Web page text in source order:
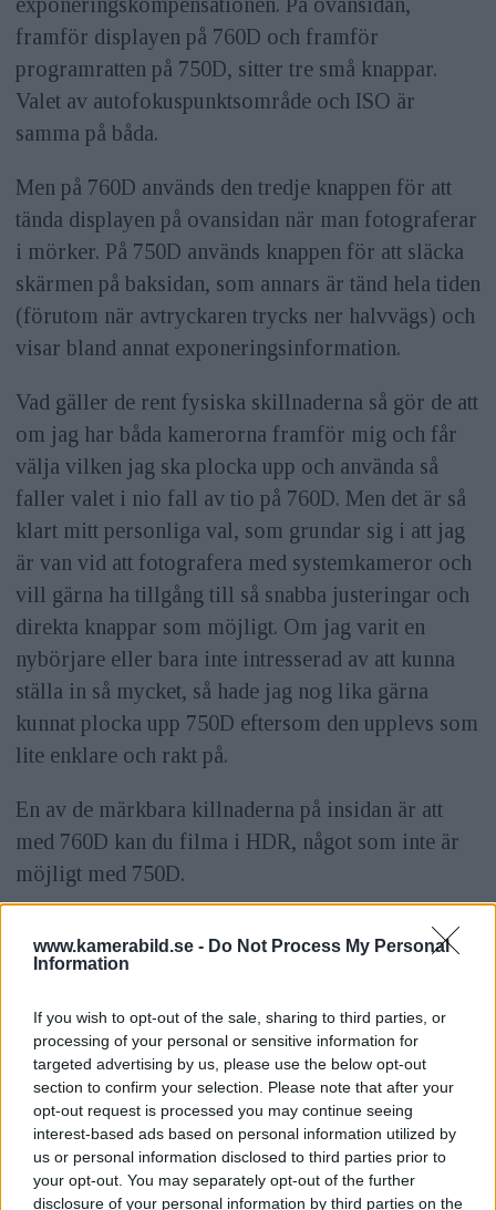
www.kamerabild.se - Do Not Process My Personal
Information
If you wish to opt-out of the sale, sharing to third parties, or
processing of your personal or sensitive information for
targeted advertising by us, please use the below opt-out
section to confirm your selection. Please note that after your
opt-out request is processed you may continue seeing
interest-based ads based on personal information utilized by
us or personal information disclosed to third parties prior to
your opt-out. You may separately opt-out of the further
disclosure of your personal information by third parties on the
framför displayen på 760D och framför
programratten på 750D, sitter tre små knappar.
Valet av autofokuspunktsområde och ISO är
samma på båda.
Men på 760D används den tredje knappen för att
tända displayen på ovansidan när man fotograferar
i mörker. På 750D används knappen för att släcka
skärmen på baksidan, som annars är tänd hela tiden
(förutom när avtryckaren trycks ner halvvägs) och
visar bland annat exponeringsinformation.
Vad gäller de rent fysiska skillnaderna så gör de att
om jag har båda kamerorna framför mig och får
välja vilken jag ska plocka upp och använda så
faller valet i nio fall av tio på 760D. Men det är så
klart mitt personliga val, som grundar sig i att jag
är van vid att fotografera med systemkameror och
vill gärna ha tillgång till så snabba justeringar och
direkta knappar som möjligt. Om jag varit en
nybörjare eller bara inte intresserad av att kunna
ställa in så mycket, så hade jag nog lika gärna
kunnat plocka upp 750D eftersom den upplevs som
lite enklare och rakt på.
En av de märkbara killnaderna på insidan är att
med 760D kan du filma i HDR, något som inte är
möjligt med 750D.
Avancerad känsla
Föregångaren 700D hade, som nämnts, ett enklare
autofokussystem som verkligen kändes enklare.
Färre fokuspunkter och inte lika exakt. Det nya
fokussystemet gör att kameran känns mer
avancerad, fler korsformiga fokuspunkter gör
också att kameran fokuserar med högre precision.